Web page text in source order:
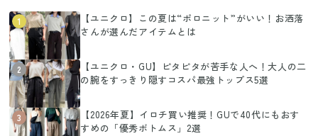
1
【ユニクロ】この夏は“ポロニット”がいい！お洒落
さんが選んだアイテムとは
2
【ユニクロ・GU】ピタピタが苦手な人へ！大人の二
の腕をすっきり隠すコスパ最強トップス5選
3
【2026年夏】イロチ買い推奨！GUで40代にもおす
すめの「優秀ボトムス」2選